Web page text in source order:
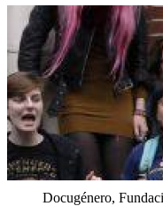
Docugénero,